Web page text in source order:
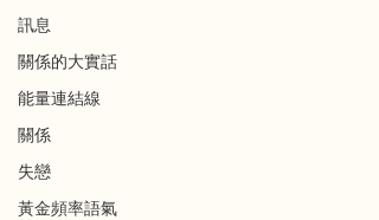
訊息
關係的大實話
能量連結線
關係
失戀
黃金頻率語氣